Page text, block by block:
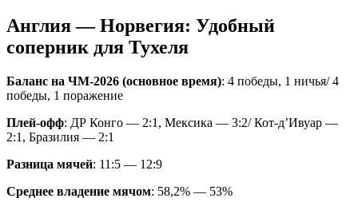
Англия — Норвегия: Удобный
соперник для Тухеля
Баланс на ЧМ-2026 (основное время): 4 победы, 1 ничья/ 4
победы, 1 поражение
Плей-офф: ДР Конго — 2:1, Мексика — 3:2/ Кот-д’Ивуар —
2:1, Бразилия — 2:1
Разница мячей: 11:5 — 12:9
Среднее владение мячом: 58,2% — 53%